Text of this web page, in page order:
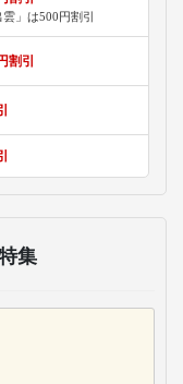
雲」は500円割引
割引
集